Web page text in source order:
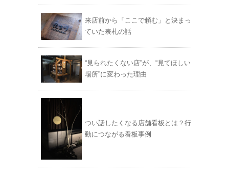
来店前から「ここで頼む」と決まっ
ていた表札の話
“見られたくない店”が、“見てほしい
場所”に変わった理由
つい話したくなる店舗看板とは？行
動につながる看板事例